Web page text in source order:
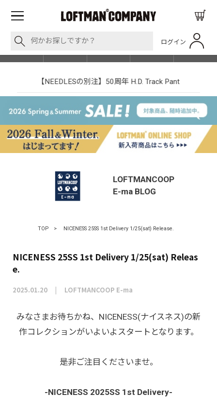
ログイン
SHOP LIST
【NEEDLESの別注】50周年 H.D. Track Pant
LOFTMANCOOP
E-maBLOG
TOP > NICENESS 25SS 1st Delivery 1/25(sat) Release.
NICENESS 25SS 1st Delivery 1/25(sat) Releas
e.
2025.01.20 LOFTMANCOOP E-ma
みなさまお待ちかね、NICENESS(ナイスネス)の新
作コレクションがいよいよスタートとなります。
是非ご注目くださいませ。
-NICENESS 2025SS 1st Delivery-